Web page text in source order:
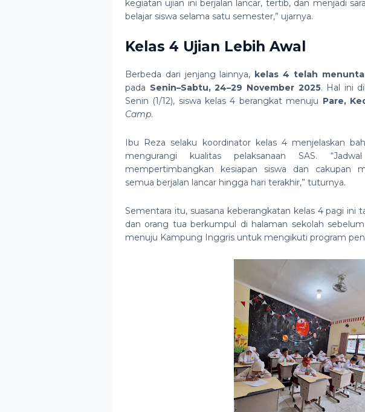
kegiatan ujian ini berjalan lancar, tertib, dan menjadi
belajar siswa selama satu semester,” ujarnya.
Kelas 4 Ujian Lebih Awal
Berbeda dari jenjang lainnya, kelas 4 telah
pada Senin–Sabtu, 24–29 November 2025. Hal ini
Senin (1/12), siswa kelas 4 berangkat menuju Pare,
Camp.
Ibu Reza selaku koordinator kelas 4 menjelaskan
mengurangi kualitas pelaksanaan SAS.
mempertimbangkan kesiapan siswa dan cakupan
semua berjalan lancar hingga hari terakhir,” tuturnya.
Sementara itu, suasana keberangkatan kelas 4 pagi ini
dan orang tua berkumpul di halaman sekolah
menuju Kampung Inggris untuk mengikuti program